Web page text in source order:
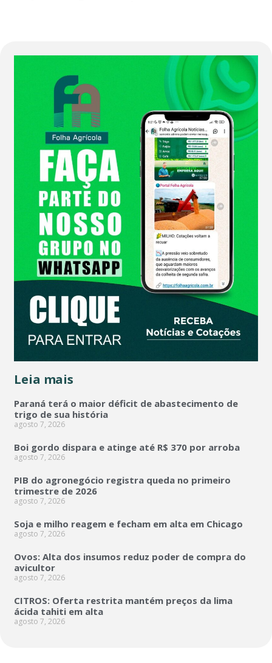
Leia mais
Paraná terá o maior déficit de abastecimento de
trigo de sua história
agosto 7, 2026
Boi gordo dispara e atinge até R$ 370 por arroba
agosto 7, 2026
PIB do agronegócio registra queda no primeiro
trimestre de 2026
agosto 7, 2026
Soja e milho reagem e fecham em alta em Chicago
agosto 7, 2026
Ovos: Alta dos insumos reduz poder de compra do
avicultor
agosto 7, 2026
CITROS: Oferta restrita mantém preços da lima
ácida tahiti em alta
agosto 7, 2026